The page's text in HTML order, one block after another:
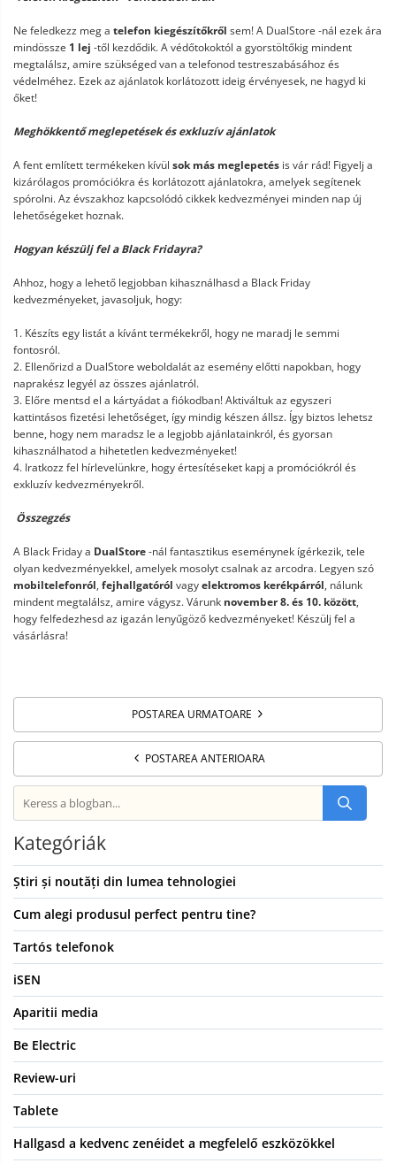
Ne feledkezz meg a telefon kiegészítőkről sem! A DualStore -nál ezek ára
mindössze 1 lej -től kezdődik. A védőtokoktól a gyorstöltőkig mindent
megtalálsz, amire szükséged van a telefonod testreszabásához és
védelméhez. Ezek az ajánlatok korlátozott ideig érvényesek, ne hagyd ki
őket!
Meghökkentő meglepetések és exkluzív ajánlatok
A fent említett termékeken kívül sok más meglepetés is vár rád! Figyelj a
kizárólagos promóciókra és korlátozott ajánlatokra, amelyek segítenek
spórolni. Az évszakhoz kapcsolódó cikkek kedvezményei minden nap új
lehetőségeket hoznak.
Hogyan készülj fel a Black Fridayra?
Ahhoz, hogy a lehető legjobban kihasználhasd a Black Friday
kedvezményeket, javasoljuk, hogy:
1. Készíts egy listát a kívánt termékekről, hogy ne maradj le semmi
fontosról.
2. Ellenőrizd a DualStore weboldalát az esemény előtti napokban, hogy
naprakész legyél az összes ajánlatról.
3. Előre mentsd el a kártyádat a fiókodban! Aktiváltuk az egyszeri
kattintásos fizetési lehetőséget, így mindig készen állsz. Így biztos lehetsz
benne, hogy nem maradsz le a legjobb ajánlatainkról, és gyorsan
kihasználhatod a hihetetlen kedvezményeket!
4. Iratkozz fel hírlevelünkre, hogy értesítéseket kapj a promóciókról és
exkluzív kedvezményekről.
Összegzés
A Black Friday a DualStore-nál fantasztikus eseménynek ígérkezik, tele
olyan kedvezményekkel, amelyek mosolyt csalnak az arcodra. Legyen szó
mobiltelefonról, fejhallgatóról vagyelektromos kerékpárról, nálunk
mindent megtalálsz, amire vágysz. Várunk november 8. és 10. között,
hogy felfedezhesd az igazán lenyűgöző kedvezményeket! Készülj fel a
vásárlásra!
POSTAREA URMATOARE
POSTAREA ANTERIOARA
Kategóriák
Știri și noutăți din lumea tehnologiei
Cum alegi produsul perfect pentru tine?
Tartós telefonok
iSEN
Aparitii media
Be Electric
Review-uri
Tablete
Hallgasd a kedvenc zenéidet a megfelelő eszközökkel